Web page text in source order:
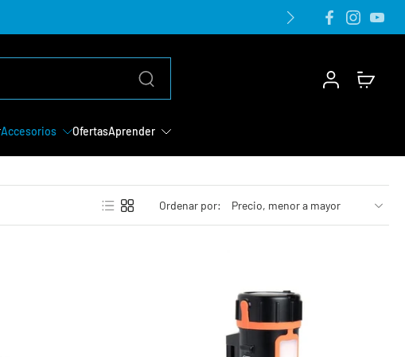
Accesorios OfertasAprender
Ordenar por: